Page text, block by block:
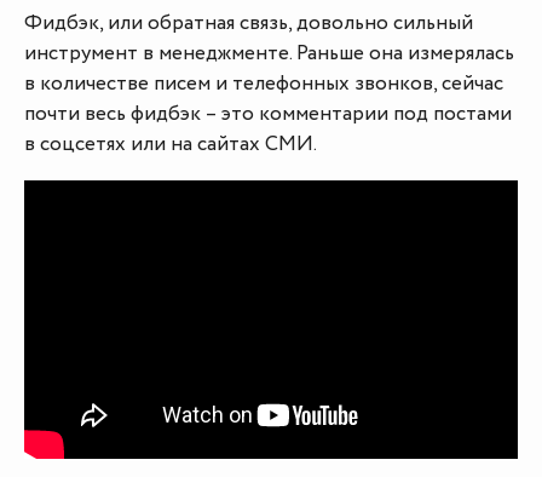
Фидбэк, или обратная связь, довольно сильный
инструмент в менеджменте. Раньше она измерялась
в количестве писем и телефонных звонков, сейчас
почти весь фидбэк – это комментарии под постами
в соцсетях или на сайтах СМИ.